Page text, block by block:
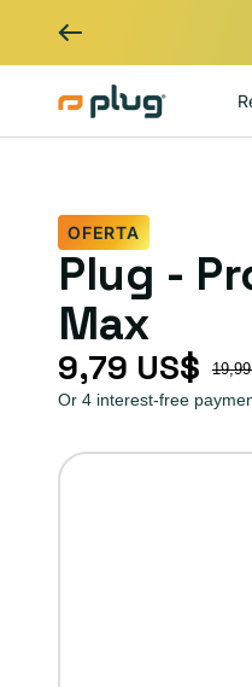
OFERTA
Plug -
Max
Precio de oferta
9,79 US$
Precio habitual